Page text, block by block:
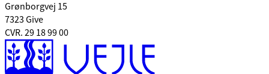
Grønborgvej 15
7323 Give
CVR. 29 18 99 00